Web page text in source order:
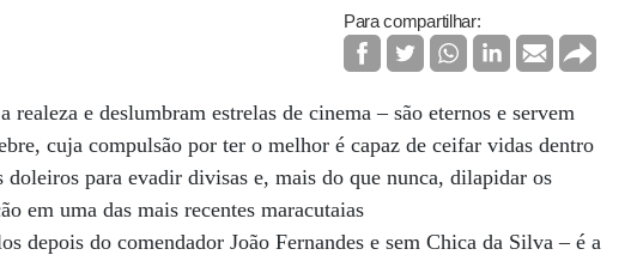
Para compartilhar:
realeza e deslumbram estrelas de cinema – são eternos e servem
cuja compulsão por ter o melhor é capaz de ceifar vidas dentro
para evadir divisas e, mais do que nunca, dilapidar os
em uma das mais recentes maracutaias
depois do comendador João Fernandes e sem Chica da Silva – é a